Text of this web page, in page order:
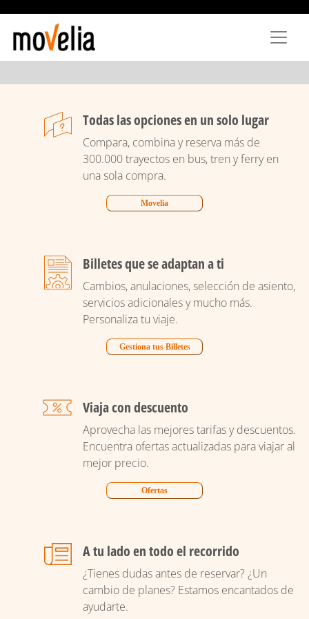
principal
Todas las opciones en un solo lugar
Compara, combina y reserva más de
300.000 trayectos en bus, tren y ferry en
una sola compra.
Movelia
Billetes que se adaptan a ti
Cambios, anulaciones, selección de asiento,
servicios adicionales y mucho más.
Personaliza tu viaje.
Gestiona tus Billetes
Viaja con descuento
Aprovecha las mejores tarifas y descuentos.
Encuentra ofertas actualizadas para viajar al
mejor precio.
Ofertas
A tu lado en todo el recorrido
¿Tienes dudas antes de reservar? ¿Un
cambio de planes? Estamos encantados de
ayudarte.